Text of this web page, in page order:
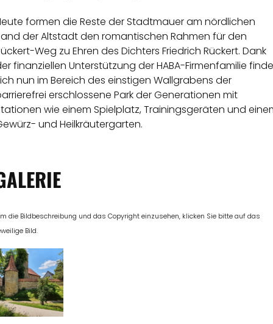
formen die Reste der Stadtmauer am nördlichen
der Altstadt den romantischen Rahmen für den
Weg zu Ehren des Dichters Friedrich Rückert. Dank
finanziellen Unterstützung der HABA-Firmenfamilie
nun im Bereich des einstigen Wallgrabens der
erschlossene Park der Generationen mit
wie einem Spielplatz, Trainingsgeräten und
und Heilkräutergarten.
die Bildbeschreibung und das Copyright einzusehen, klicken Sie bitte auf das
Bild.